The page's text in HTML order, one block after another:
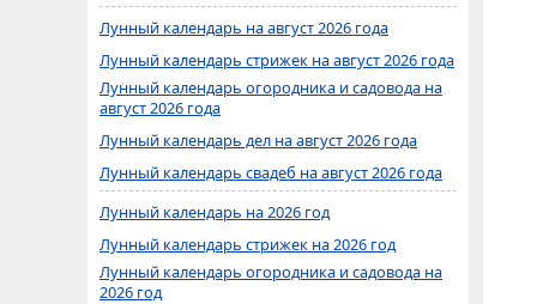
Лунный календарь на август 2026 года
Лунный календарь стрижек на август 2026 года
Лунный календарь огородника и садовода на
август 2026 года
Лунный календарь дел на август 2026 года
Лунный календарь свадеб на август 2026 года
Лунный календарь на 2026 год
Лунный календарь стрижек на 2026 год
Лунный календарь огородника и садовода на
2026 год